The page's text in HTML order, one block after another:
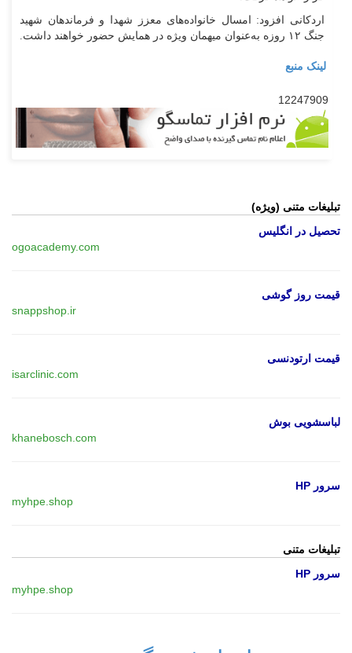
اردکانی افزود: امسال خانواده‌های معزز شهدا و فرماندهان شهید
جنگ ۱۲ روزه به‌عنوان میهمان ویژه در همایش حضور خواهند داشت.
لینک منبع
12247909
تبلیغات متنی (ویژه)
تحصیل در انگلیس
ogoacademy.com
قیمت روز گوشی
snappshop.ir
قیمت ارتودنسی
isarclinic.com
لباسشویی بوش
khanebosch.com
سرور HP
myhpe.shop
تبلیغات متنی
سرور HP
myhpe.shop